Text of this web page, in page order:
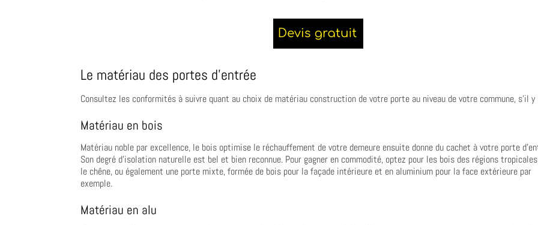
Le matériau des portes d’entrée
Consultez les conformités à suivre quant au choix de matériau construction de votre porte au niveau de votre commune, s’il y
Matériau en bois
Matériau noble par excellence, le bois optimise le réchauffement de votre demeure ensuite donne du cachet à votre porte
Son degré d’isolation naturelle est bel et bien reconnue. Pour gagner en commodité, optez pour les bois des régions
le chêne, ou également une porte mixte, formée de bois pour la façade intérieure et en aluminium pour la face extérieure par
exemple.
Matériau en alu